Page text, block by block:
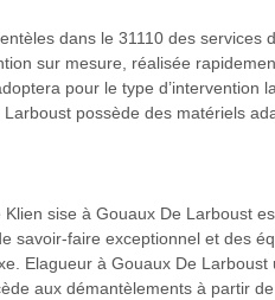
dans le 31110 des services
sur mesure, réalisée
pour le type d’intervention
possède des matériels
sise à Gouaux De Larboust
savoir-faire exceptionnel et des
Elagueur à Gouaux De Larboust
aux démantèlements à partir